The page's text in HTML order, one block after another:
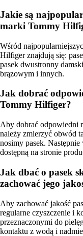
Jakie są
marki Tommy
Wśród
Hilfiger znajdują się:
pasek dwustronny
brązowym i innych.
Jak dobrać
Tommy Hilfiger?
Aby dobrać odpowiedni
należy zmierzyć obwód
nosimy pasek.
dostępną na stronie
Jak dbać o pasek
zachować jego
Aby zachować jakość
regularne czyszczenie i
przeznaczonymi do
kontaktu z wodą i